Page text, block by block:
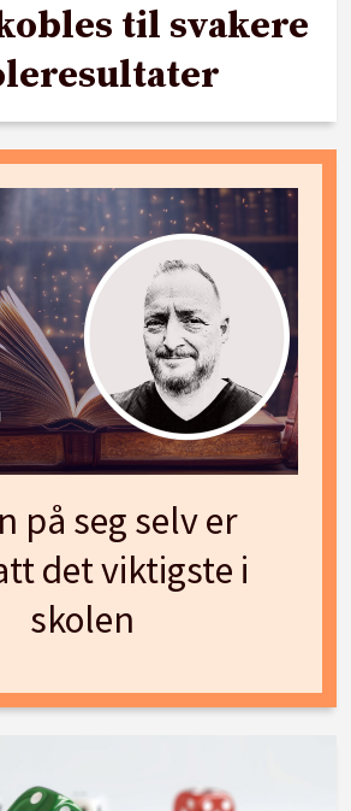
til svakere
på seg selv er
det viktigste i
skolen